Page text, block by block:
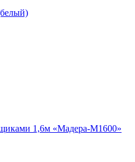
1,6м «Мадера-М1600»